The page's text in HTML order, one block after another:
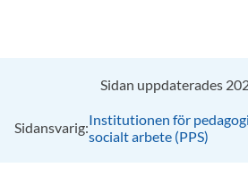
Sidan uppdaterades
Sidansvarig:Institutionen för
socialt arbete (PPS)